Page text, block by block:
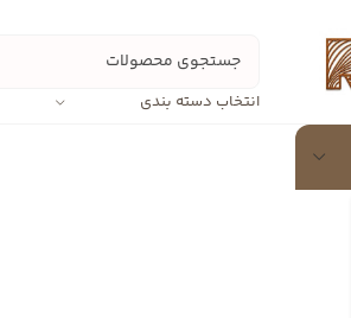
انتخاب دسته بندی